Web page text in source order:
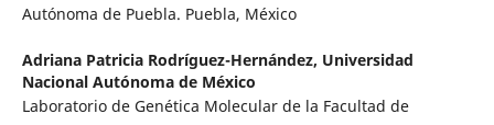
Autónoma de Puebla. Puebla, México
Adriana Patricia Rodríguez-Hernández, Universidad
Nacional Autónoma de México
Laboratorio de Genética Molecular de la Facultad de